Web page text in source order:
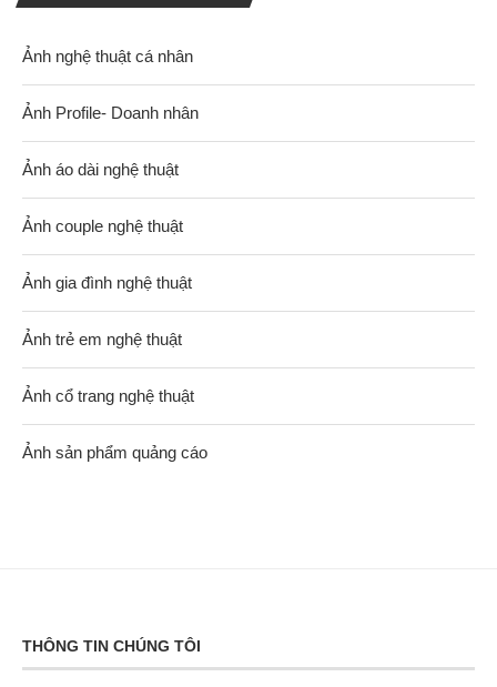
Ảnh nghệ thuật cá nhân
Ảnh Profile- Doanh nhân
Ảnh áo dài nghệ thuật
Ảnh couple nghệ thuật
Ảnh gia đình nghệ thuật
Ảnh trẻ em nghệ thuật
Ảnh cổ trang nghệ thuật
Ảnh sản phẩm quảng cáo
THÔNG TIN CHÚNG TÔI